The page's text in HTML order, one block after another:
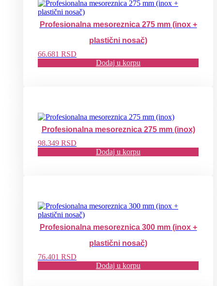
Profesionalna mesoreznica 275 mm (inox +
plastični nosač)
66.681 RSD
Dodaj u korpu
Profesionalna mesoreznica 275 mm (inox)
98.349 RSD
Dodaj u korpu
Profesionalna mesoreznica 300 mm (inox +
plastični nosač)
76.401 RSD
Dodaj u korpu